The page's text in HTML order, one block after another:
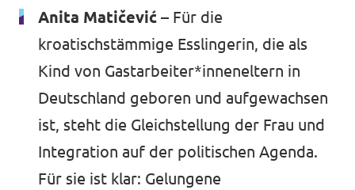
Anita Matičević – Für die
kroatischstämmige Esslingerin, die als
Kind von Gastarbeiter*inneneltern in
Deutschland geboren und aufgewachsen
ist, steht die Gleichstellung der Frau und
Integration auf der politischen Agenda.
Für sie ist klar: Gelungene